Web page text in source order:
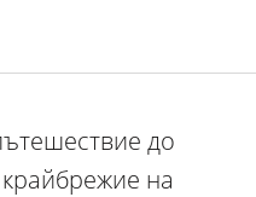
до
на